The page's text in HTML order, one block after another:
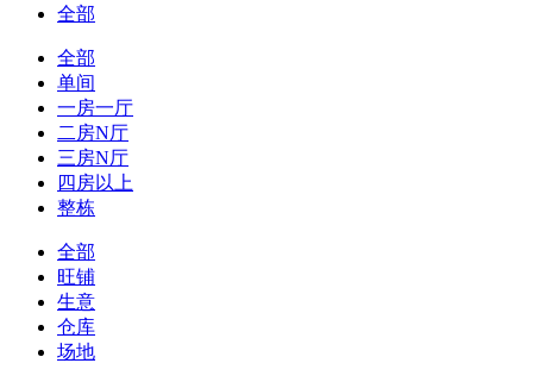
全部
全部
单间
一房一厅
二房N厅
三房N厅
四房以上
整栋
全部
旺铺
生意
仓库
场地